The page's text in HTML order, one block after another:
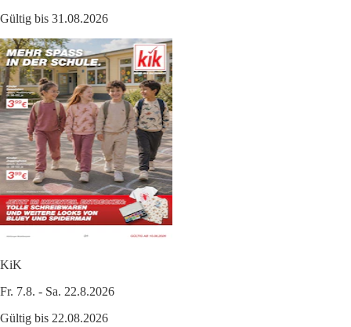
Gültig bis 31.08.2026
KiK
Fr. 7.8. - Sa. 22.8.2026
Gültig bis 22.08.2026